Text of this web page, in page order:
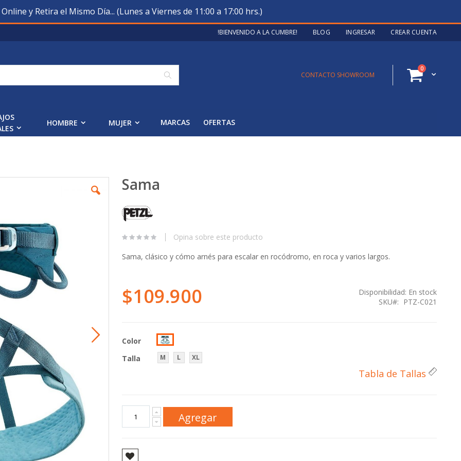
y Retira el Mismo Día... (Lunes a Viernes de 11:00 a 17:00 hrs.)
!BIENVENIDO A LA CUMBRE! BLOG INGRESAR CREAR CUENTA
Cart
0artículos
CONTACTO SHOWROOM
HOMBRE MUJER MARCAS OFERTAS
Sama
Opina sobre este producto
Sama, clásico y cómo arnés para escalar en rocódromo, en roca y varios largos.
$109.900 Disponibilidad: En stock
SKU
PTZ-C021
Color
Talla
M L XL
Tabla de Tallas
Agregar